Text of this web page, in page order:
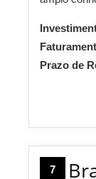
Prazo de
7